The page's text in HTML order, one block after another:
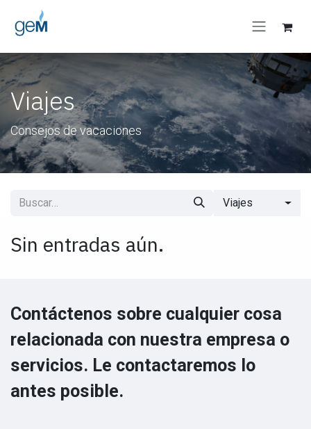
Ir al contenido
Viajes
Consejos de vacaciones
Viajes
Sin entradas aún.
Contáctenos sobre cualquier cosa
relacionada con nuestra empresa o
servicios. Le contactaremos lo
antes posible.